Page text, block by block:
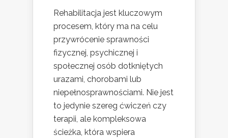
Rehabilitacja jest kluczowym
procesem, który ma na celu
przywrócenie sprawności
fizycznej, psychicznej i
społecznej osób dotkniętych
urazami, chorobami lub
niepełnosprawnościami. Nie jest
to jedynie szereg ćwiczeń czy
terapii, ale kompleksowa
ścieżka, która wspiera